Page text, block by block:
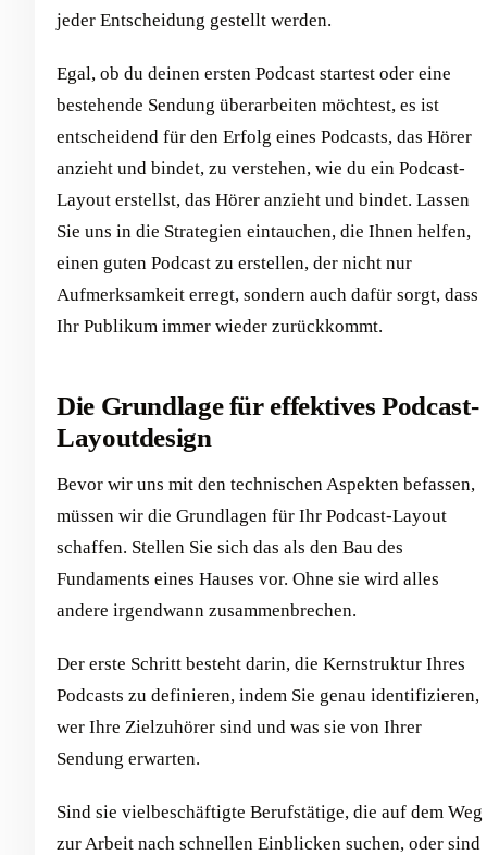
jeder Entscheidung gestellt werden.
Egal, ob du deinen ersten Podcast startest oder eine
bestehende Sendung überarbeiten möchtest, es ist
entscheidend für den Erfolg eines Podcasts, das Hörer
anzieht und bindet, zu verstehen, wie du ein Podcast-
Layout erstellst, das Hörer anzieht und bindet. Lassen
Sie uns in die Strategien eintauchen, die Ihnen helfen,
einen guten Podcast zu erstellen, der nicht nur
Aufmerksamkeit erregt, sondern auch dafür sorgt, dass
Ihr Publikum immer wieder zurückkommt.
Die Grundlage für effektives Podcast-
Layoutdesign
Bevor wir uns mit den technischen Aspekten befassen,
müssen wir die Grundlagen für Ihr Podcast-Layout
schaffen. Stellen Sie sich das als den Bau des
Fundaments eines Hauses vor. Ohne sie wird alles
andere irgendwann zusammenbrechen.
Der erste Schritt besteht darin, die Kernstruktur Ihres
Podcasts zu definieren, indem Sie genau identifizieren,
wer Ihre Zielzuhörer sind und was sie von Ihrer
Sendung erwarten.
Sind sie vielbeschäftigte Berufstätige, die auf dem Weg
zur Arbeit nach schnellen Einblicken suchen, oder sind